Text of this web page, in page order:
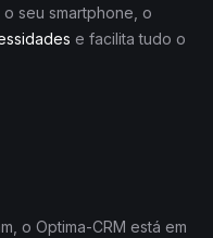
seu smartphone, o
e facilita tudo o
o Optima-CRM está em